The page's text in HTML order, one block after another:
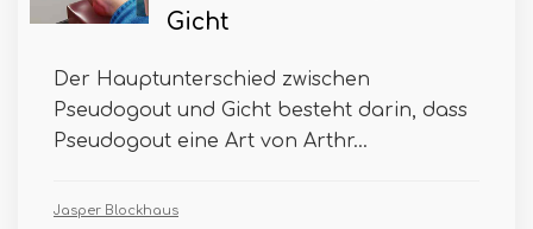
Gicht
Der Hauptunterschied zwischen
Pseudogout und Gicht besteht darin, dass
Pseudogout eine Art von Arthr...
Jasper Blockhaus